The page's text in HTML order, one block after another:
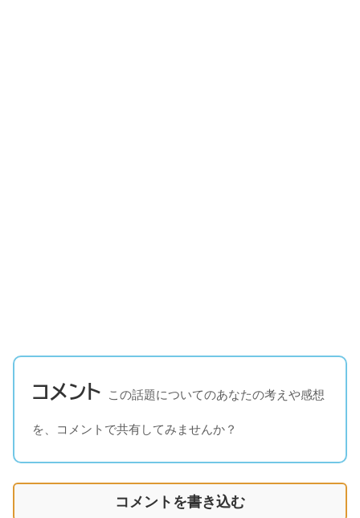
コメント この話題についてのあなたの考えや感想
を、コメントで共有してみませんか？
コメントを書き込む